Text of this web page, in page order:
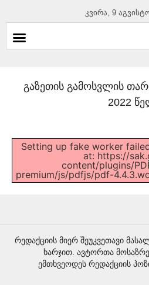
კვირა, 9
გაზეთის გამოსვლის
2022
Setting up fake worker
at: https://
content/plugins/
premium/js/pdfjs/pdf-
რედაქციის მიერ შეუკვეთავი
ხარჯით. ავტორთა
ემთხვეოდეს რედაქციის